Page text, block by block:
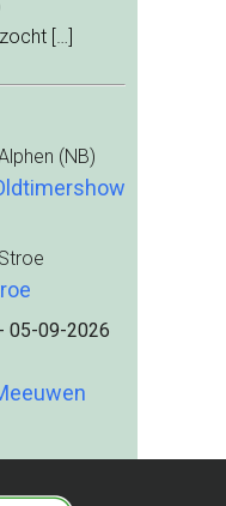
[…]
(NB)
Stroe
05-09-2026